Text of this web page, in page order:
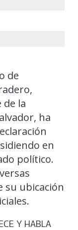
de
de la
ha
en
político.
su ubicación
Y HABLA